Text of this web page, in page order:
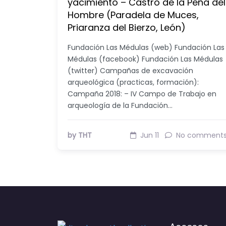
Hombre (Paradela de Muces,
Priaranza del Bierzo, León)
Fundación Las Médulas (web) Fundación Las
Médulas (facebook) Fundación Las Médulas
(twitter) Campañas de excavación
arqueológica (practicas, formación):
Campaña 2018: – IV Campo de Trabajo en
arqueología de la Fundación…
by THT Jun 11 No